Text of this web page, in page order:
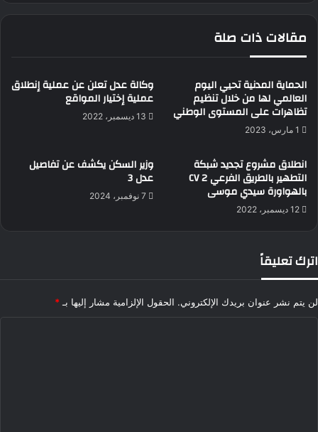
مقالات ذات صلة
الحماية المدنية تحيي اليوم
العالمي لها من خلال تنظيم
تظاهرات على المستوى الوطني
1 مارس، 2023
وكالة عدل تعلن عن عملية إنطلاق
عملية إختيار المواقع
13 ديسمبر، 2022
انطلاق مشروع تجديد شبكة
التطهير بالطريق الفرعي CV 2
بالهواورة سيدي موسى
12 ديسمبر، 2022
وزير السكن يكشف عن تفاصيل
عدل 3
7 نوفمبر، 2024
اترك تعليقاً
لن يتم نشر عنوان بريدك الإلكتروني. الحقول الإلزامية مشار إليها بـ *